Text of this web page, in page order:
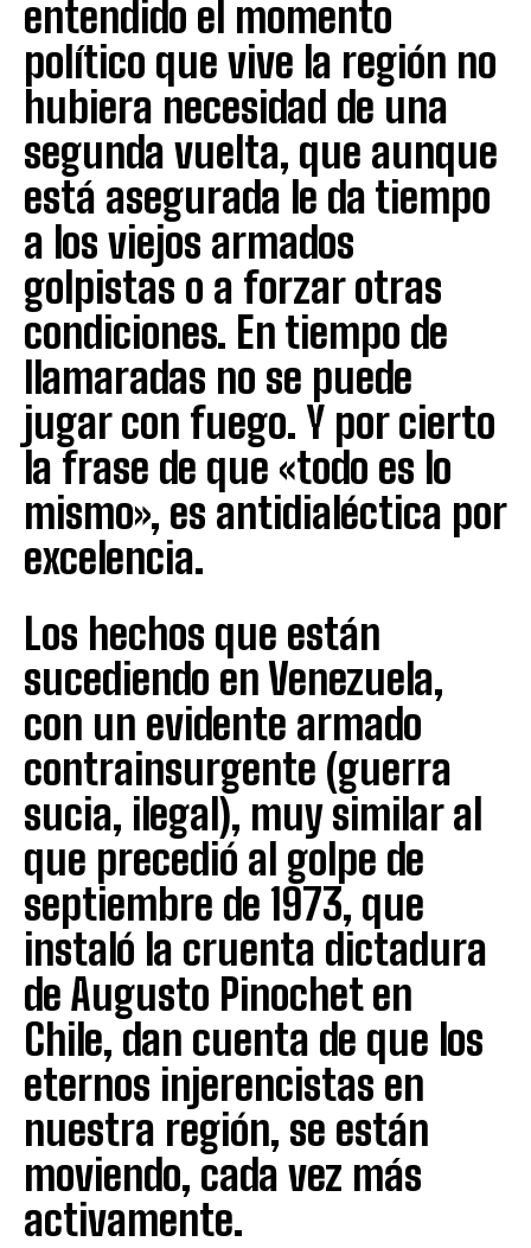
entendido el momento
político que vive la región no
hubiera necesidad de una
segunda vuelta, que aunque
está asegurada le da tiempo
a los viejos armados
golpistas o a forzar otras
condiciones. En tiempo de
llamaradas no se puede
jugar con fuego. Y por cierto
la frase de que «todo es lo
mismo», es antidialéctica por
excelencia.
Los hechos que están
sucediendo en Venezuela,
con un evidente armado
contrainsurgente (guerra
sucia, ilegal), muy similar al
que precedió al golpe de
septiembre de 1973, que
instaló la cruenta dictadura
de Augusto Pinochet en
Chile, dan cuenta de que los
eternos injerencistas en
nuestra región, se están
moviendo, cada vez más
activamente.